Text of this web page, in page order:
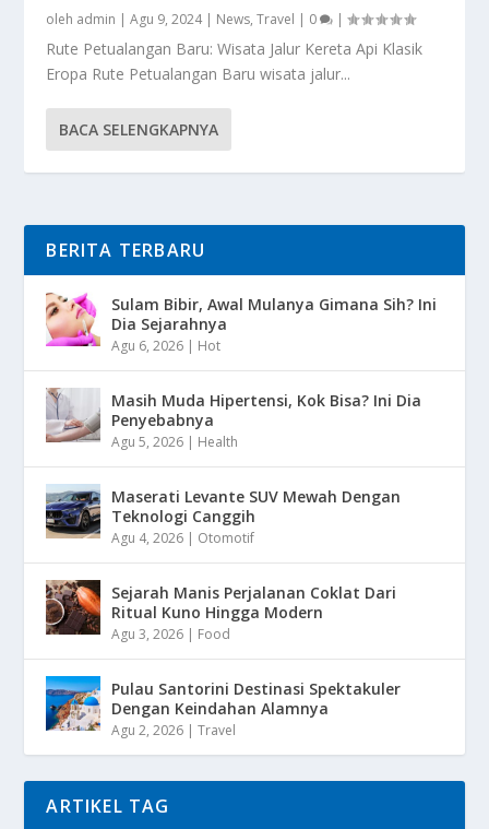
oleh admin |Agu 9, 2024| News,Travel | 0 |
Rute Petualangan Baru: Wisata Jalur Kereta Api Klasik
Eropa Rute Petualangan Baru wisata jalur...
BACA SELENGKAPNYA
BERITA TERBARU
Sulam Bibir, Awal Mulanya Gimana Sih? Ini
Dia Sejarahnya
Agu 6, 2026 | Hot
Masih Muda Hipertensi, Kok Bisa? Ini Dia
Penyebabnya
Agu 5, 2026 | Health
Maserati Levante SUV Mewah Dengan
Teknologi Canggih
Agu 4, 2026 | Otomotif
Sejarah Manis Perjalanan Coklat Dari
Ritual Kuno Hingga Modern
Agu 3, 2026 | Food
Pulau Santorini Destinasi Spektakuler
Dengan Keindahan Alamnya
Agu 2, 2026 |Travel
ARTIKEL TAG